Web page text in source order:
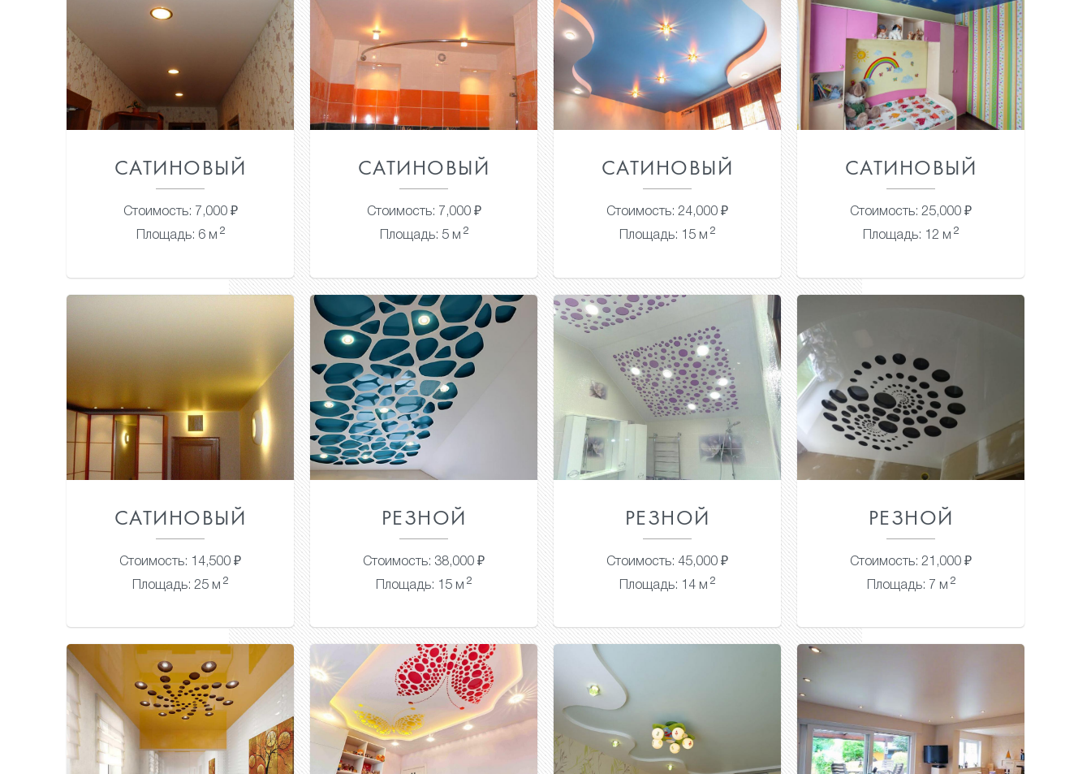
САТИНОВЫЙ
Стоимость: 7,000 ₽
Площадь: 6 м 2
САТИНОВЫЙ
Стоимость: 7,000 ₽
Площадь: 5 м 2
САТИНОВЫЙ
Стоимость: 24,000 ₽
Площадь: 15 м 2
САТИНОВЫЙ
Стоимость: 25,000 ₽
Площадь: 12 м 2
САТИНОВЫЙ
Стоимость: 14,500 ₽
Площадь: 25 м 2
РЕЗНОЙ
Стоимость: 38,000 ₽
Площадь: 15 м 2
РЕЗНОЙ
Стоимость: 45,000 ₽
Площадь: 14 м 2
РЕЗНОЙ
Стоимость: 21,000 ₽
Площадь: 7 м 2